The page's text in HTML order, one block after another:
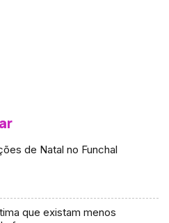
de Natal no Funchal
que existam menos